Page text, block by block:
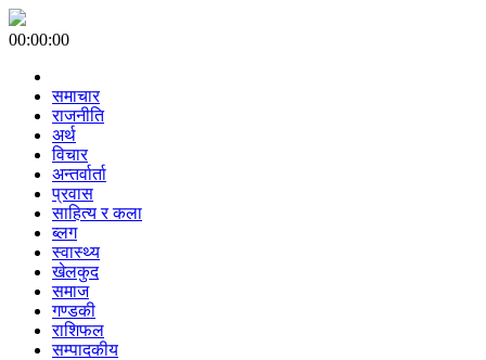
00:00:00
समाचार
राजनीति
अर्थ
विचार
अन्तर्वार्ता
प्रवास
साहित्य र कला
ब्लग
स्वास्थ्य
खेलकुद
समाज
गण्डकी
राशिफल
सम्पादकीय